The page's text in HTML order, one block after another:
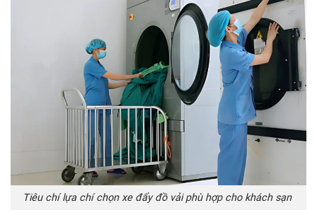
Tiêu chí lựa chí chọn xe đẩy đồ vải phù hợp cho khách sạn